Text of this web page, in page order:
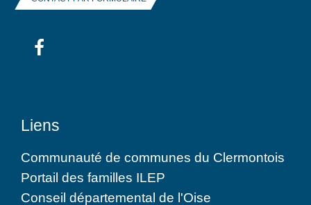
Liens
Communauté de communes du Clermontois
Portail des familles ILEP
Conseil départemental de l'Oise